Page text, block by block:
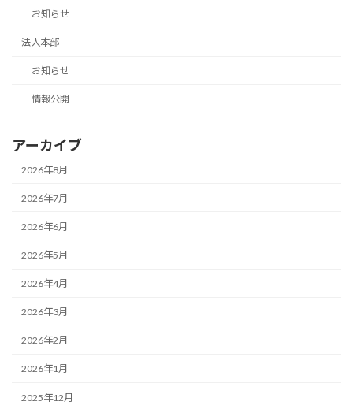
お知らせ
法人本部
お知らせ
情報公開
アーカイブ
2026年8月
2026年7月
2026年6月
2026年5月
2026年4月
2026年3月
2026年2月
2026年1月
2025年12月